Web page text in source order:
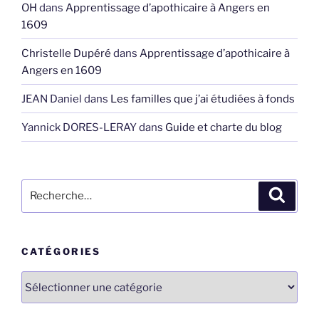
OH dans Apprentissage d’apothicaire à Angers en
1609
Christelle Dupéré dans Apprentissage d’apothicaire à
Angers en 1609
JEAN Daniel dans Les familles que j’ai étudiées à fonds
Yannick DORES-LERAYdans Guide et charte du blog
pour
CATÉGORIES